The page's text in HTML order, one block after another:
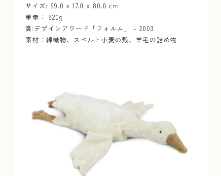
サイズ: 69.0 x 17.0 x 80.0 cm
重量： 820g
賞:デザインアワード「フォルム」 – 2003
素材：綿織物、スペルト小麦の殻、羊毛の詰め物